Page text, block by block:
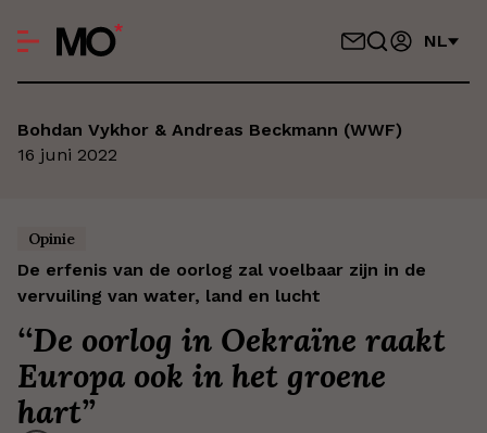
NL
Bohdan Vykhor & Andreas Beckmann (WWF)
16 juni 2022
Opinie
De erfenis van de oorlog zal voelbaar zijn in de
vervuiling van water, land en lucht
‘‘De oorlog in Oekraïne raakt
Europa ook in het groene
hart’’